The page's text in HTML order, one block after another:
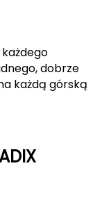
dobrze
każdą górską